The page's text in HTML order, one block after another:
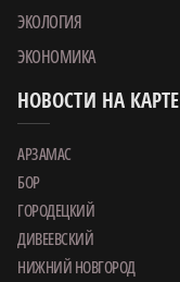
ЭКОЛОГИЯ
ЭКОНОМИКА
НОВОСТИ НА КАРТЕ
АРЗАМАС
БОР
ГОРОДЕЦКИЙ
ДИВЕЕВСКИЙ
НИЖНИЙ НОВГОРОД